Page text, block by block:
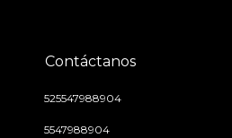
Contáctanos
525547988904
5547988904